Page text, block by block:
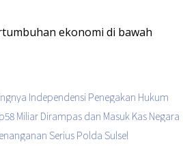
ekonomi di bawah
Independensi Penegakan Hukum
Miliar Dirampas dan Masuk Kas Negara
Serius Polda Sulsel